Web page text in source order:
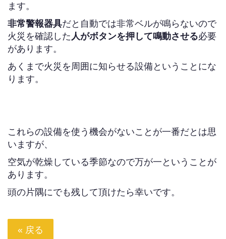
ます。
非常警報器具だと自動では非常ベルが鳴らないので
火災を確認した 人がボタンを押して鳴動させる必要
があります。
あくまで火災を周囲に知らせる設備ということにな
ります。
これらの設備を使う機会がないことが一番だとは思
いますが、
空気が乾燥している季節なので万が一ということが
あります。
頭の片隅にでも残して頂けたら幸いです。
« 戻る